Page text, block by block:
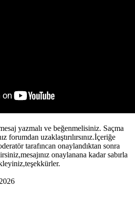
yazmalı ve beğenmelisiniz. Saçma
forumdan uzaklaştırılırsınız.İçeriğe
tarafıncan onaylandıktan sonra
onaylanana kadar sabırla